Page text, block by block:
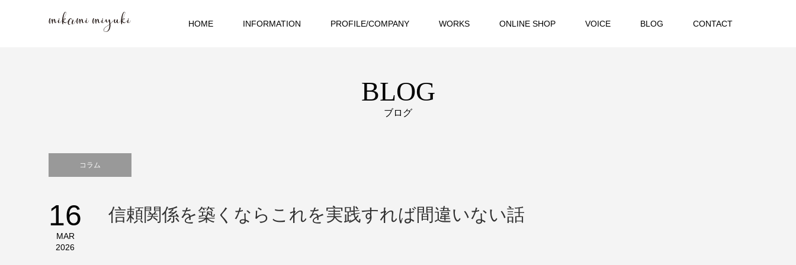
HOME INFORMATION PROFILE/COMPANY WORKS ONLINE SHOP VOICE BLOG CONTACT
BLOG
ブログ
コラム
16
MAR
2026
信頼関係を築くならこれを実践すれば間違いない話